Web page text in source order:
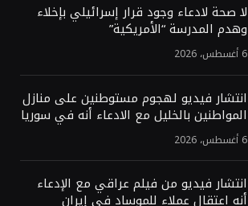
لا صحة لادعاء وجود قرار إسرائيلي بإخلاء
وهدم المدرسة “الأمريكية”
6 أغسطس، 2026
انتشار فيديو لهجوم مستوطنين على منازل
المواطنين بالخليل مع الادعاء أنه في سوريا
6 أغسطس، 2026
انتشار فيديو من فيلم عراقي مع الإدعاء
أنه اعتقال عملاء للموساد في إيران